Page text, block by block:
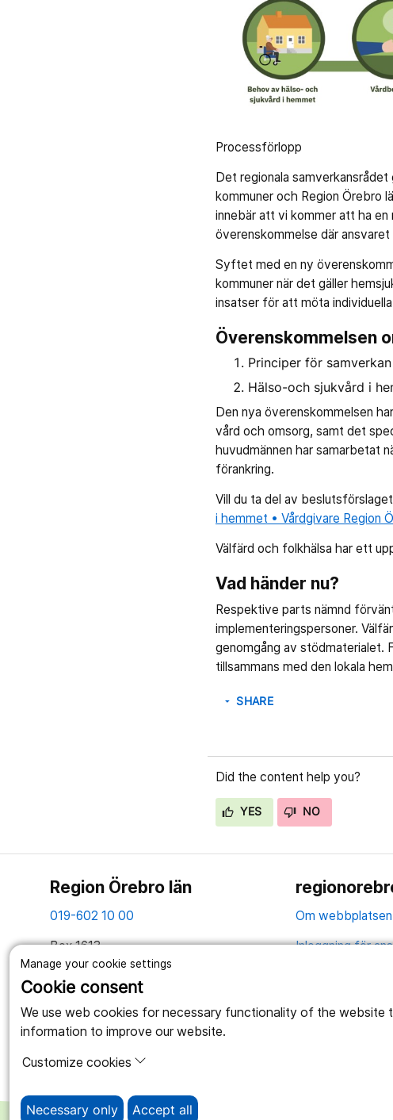
Manage your cookie settings
Cookie consent
We use web cookies for necessary functionality of the website
information to improve our website.
Customize cookies
Necessary only Accept all
Processförlopp
Det regionala
kommuner och Region Örebro
innebär att vi kommer att ha
överenskommelse där
Syftet med en ny
kommuner när det gäller
insatser för att möta
Överenskommelsen
Principer för
Hälso-och sjukvård i
Den nya överenskommelsen
vård och omsorg, samt det
huvudmännen har samarbetat
förankring.
Vill du ta del av
i hemmet • Vårdgivare Region
Välfärd och folkhälsa har ett
Vad händer nu?
Respektive parts nämnd
implementeringspersoner.
genomgång av stödmaterialet.
tillsammans med den lokala
arrow_drop_down SHARE
Did the content help you?
YES NO
Region Örebro län
019-602 10 00
Box 1613
701 16 Örebro
Tillsammans skapar vi ett bättre liv
Om webbplatsen
Inloggning för
Webbplatsens